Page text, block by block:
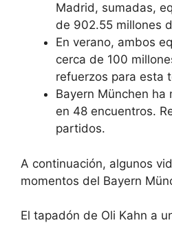
Madrid, sumadas,
de 902.55 millones
En verano, ambos
cerca de 100
refuerzos para esta
Bayern München ha
en 48 encuentros.
partidos.
A continuación, algunos
momentos del Bayern
El tapadón de Oli Kahn a